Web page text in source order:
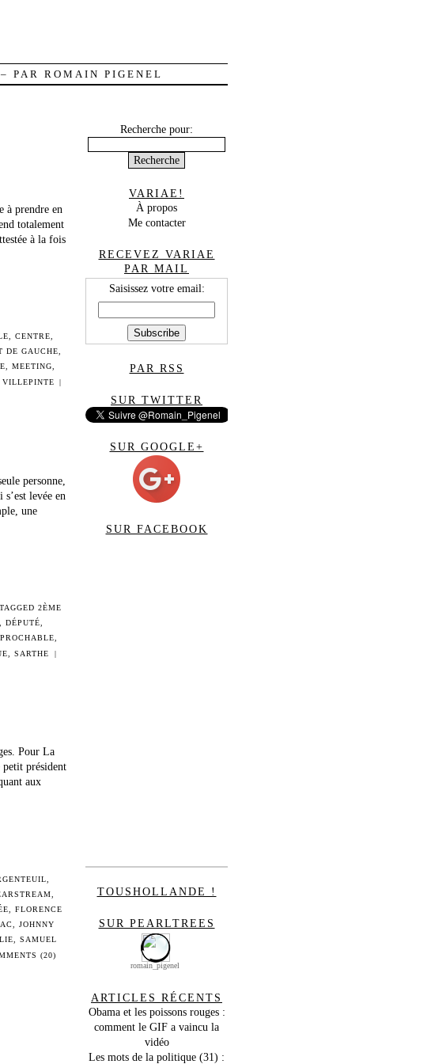
PAR ROMAIN PIGENEL
à prendre en
totalement
à la fois
CENTRE
DE GAUCHE
MEETING
VILLEPINTE
|
personne,
levée en
une
2ÈME
DÉPUTÉ
,SARTHE
|
Pour La
président
aux
FLORENCE
JOHNNY
SAMUEL
(20)
Recherche pour:
VARIAE!
À propos
Me contacter
RECEVEZ VARIAE
PAR MAIL
Saisissez votre email:
PAR RSS
SUR TWITTER
SUR GOOGLE+
SUR FACEBOOK
TOUSHOLLANDE !
SUR PEARLTREES
romain_pigenel
ARTICLES RÉCENTS
Obama et les poissons rouges :
comment le GIF a vaincu la
vidéo
Les mots de la politique (31) :